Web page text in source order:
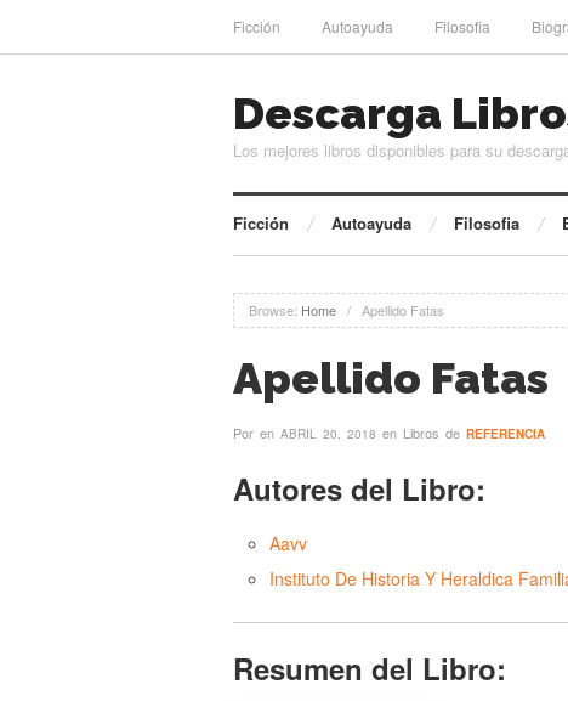
Ficción Autoayuda Filosofia
Descarga
Los mejores libros disponibles para su
Ficción Autoayuda Filosofia
Browse: Home / Apellido Fatas
Apellido Fatas
Por en ABRIL 20, 2018 en Libros de REFERENCIA
Autores del Libro:
Aavv
Instituto De Historia Y Heraldica
Resumen del Libro: